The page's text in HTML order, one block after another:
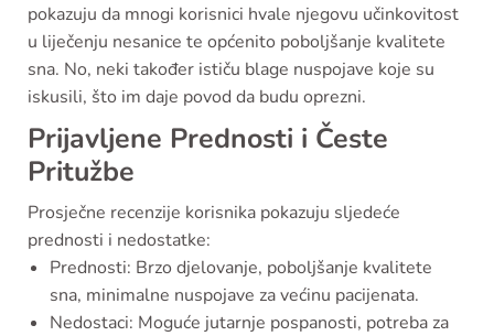
pokazuju da mnogi korisnici hvale njegovu učinkovitost
u liječenju nesanice te općenito poboljšanje kvalitete
sna. No, neki također ističu blage nuspojave koje su
iskusili, što im daje povod da budu oprezni.
Prijavljene Prednosti i Česte
Pritužbe
Prosječne recenzije korisnika pokazuju sljedeće
prednosti i nedostatke:
Prednosti: Brzo djelovanje, poboljšanje kvalitete
sna, minimalne nuspojave za većinu pacijenata.
Nedostaci: Moguće jutarnje pospanosti, potreba za